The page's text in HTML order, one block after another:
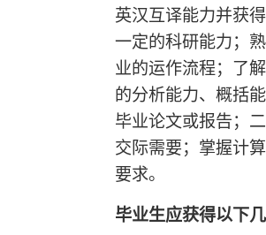
英汉互译能力并获
一定的科研能力；
业的运作流程；了
的分析能力、概括
毕业论文或报告；
交际需要；掌握计
要求。
毕业生应获得以下